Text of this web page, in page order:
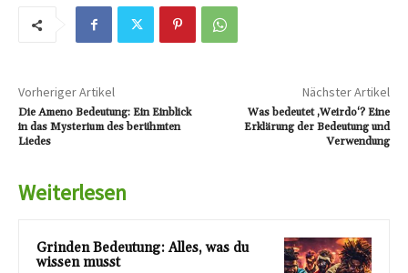
Vorheriger Artikel
Die Ameno Bedeutung: Ein Einblick
in das Mysterium des berühmten
Liedes
Nächster Artikel
Was bedeutet ‚Weirdo‘? Eine
Erklärung der Bedeutung und
Verwendung
Weiterlesen
Grinden Bedeutung: Alles, was du
wissen musst